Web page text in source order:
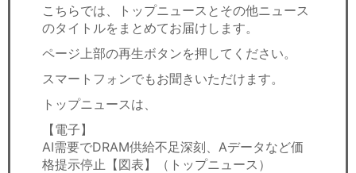
経済ニュース
労務顧問
ＩＴ
飲食店情報
こちらでは、トップニュースとその他ニュース
のタイトルをまとめてお届けします。
ページ上部の再生ボタンを押してください。
スマートフォンでもお聞きいただけます。
トップニュースは、
【電子】
AI需要でDRAM供給不足深刻、Aデータなど価
格提示停止【図表】（トップニュース）